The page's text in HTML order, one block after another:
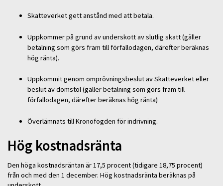
Skatteverket gett anstånd med att betala.
Uppkommer på grund av underskott av slutlig skatt (gäller
betalning som görs fram till förfallodagen, därefter beräknas
hög ränta).
Uppkommit genom omprövningsbeslut av Skatteverket eller
beslut av domstol (gäller betalning som görs fram till
förfallodagen, därefter beräknas hög ränta)
Överlämnats till Kronofogden för indrivning.
Hög kostnadsränta
Den höga kostnadsräntan är 17,5 procent (tidigare 18,75 procent)
från och med den 1 december. Hög kostnadsränta beräknas på